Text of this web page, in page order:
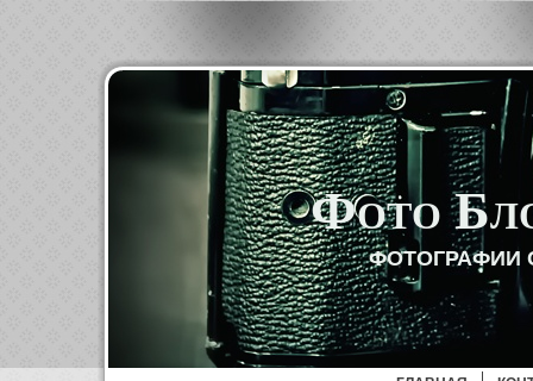
Фото
ФОТОГРАФИИ